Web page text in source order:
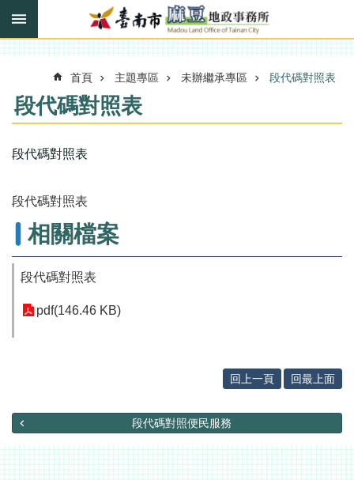
跳到主要內容區塊
搜
進
階
訊
報
機
關
簡
介
線
申
便
民
服
首頁 主題專區 未辦繼承專區 段代碼對照表
段代碼對照表
段代碼對照表
段代碼對照表
相關檔案
段代碼對照表
pdf(146.46 KB)
回上一頁 回最上面
段代碼對照便民服務